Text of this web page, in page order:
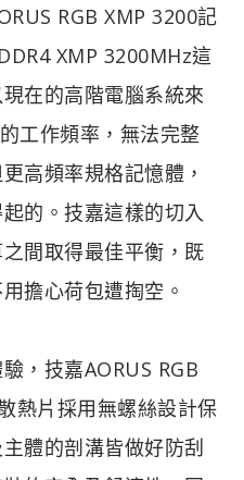
RGB XMP 3200記
XMP 3200MHz這
在的高階電腦系統來
工作頻率，無法完整
高頻率規格記憶體，
的。技嘉這樣的切入
間取得最佳平衡，既
擔心荷包遭掏空。
，技嘉AORUS RGB
熱片採用無螺絲設計保
體的剖溝皆做好防刮